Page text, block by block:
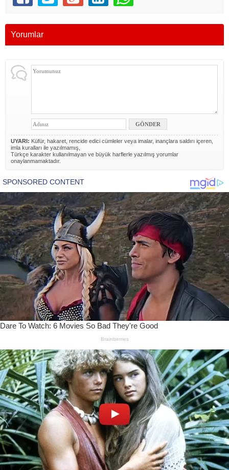
Yorumlar
UYARI: Küfür, hakaret, rencide edici cümleler veya imalar, inançlara saldırı içeren,
imla kuralları ile yazılmamış,
Türkçe karakter kullanılmayan ve büyük harflerle yazılmış yorumlar
onaylanmamaktadır.